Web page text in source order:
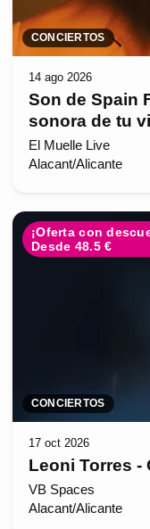
CONCIERTOS
14 ago 2026
Son de Spain
sonora de tu
El Muelle Live
Alacant/Alicante
¡Oferta con
Desde 48.5 €
CONCIERTOS
17 oct 2026
Leoni Torres -
VB Spaces
Alacant/Alicante